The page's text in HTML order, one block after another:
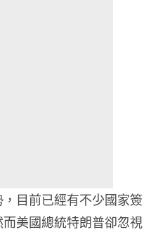
目前已經有不少國家簽
美國總統特朗普卻忽視